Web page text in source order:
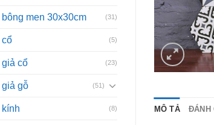
men 30x30cm (31)
cổ (5)
giả cổ (23)
giả gỗ (51)
(8) MÔ TẢ ĐÁNH